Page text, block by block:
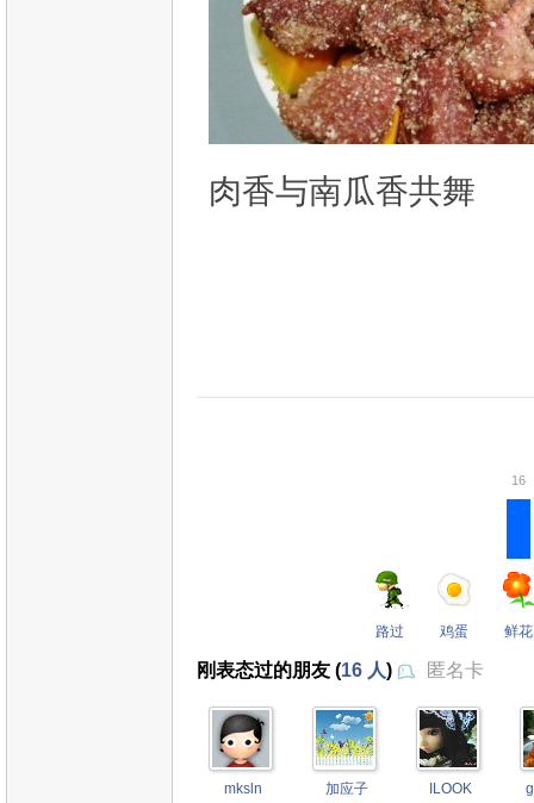
肉香与南瓜香共舞
路过 鸡蛋
16
鲜花
刚表态过的朋友 (16 人) 匿名卡
mksln 加应子 ILOOK